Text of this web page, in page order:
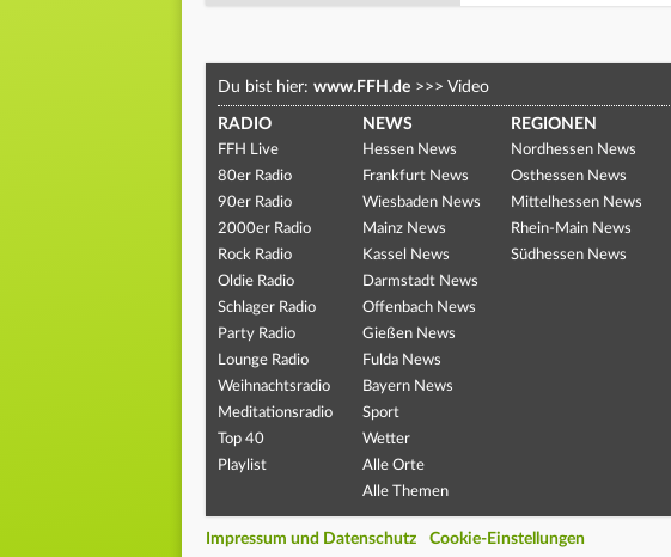
Du bist hier: www.FFH.de >>> Video
RADIO
FFH Live
80er Radio
90er Radio
2000er Radio
Rock Radio
Oldie Radio
Schlager Radio
Party Radio
Lounge Radio
Weihnachtsradio
Meditationsradio
Top 40
Playlist
NEWS
Hessen News
Frankfurt News
Wiesbaden News
Mainz News
Kassel News
Darmstadt News
Offenbach News
Gießen News
Fulda News
Bayern News
Sport
Wetter
Alle Orte
Alle Themen
REGIONEN
Nordhessen News
Osthessen News
Mittelhessen News
Rhein-Main News
Südhessen News
Impressum und Datenschutz Cookie-Einstellungen